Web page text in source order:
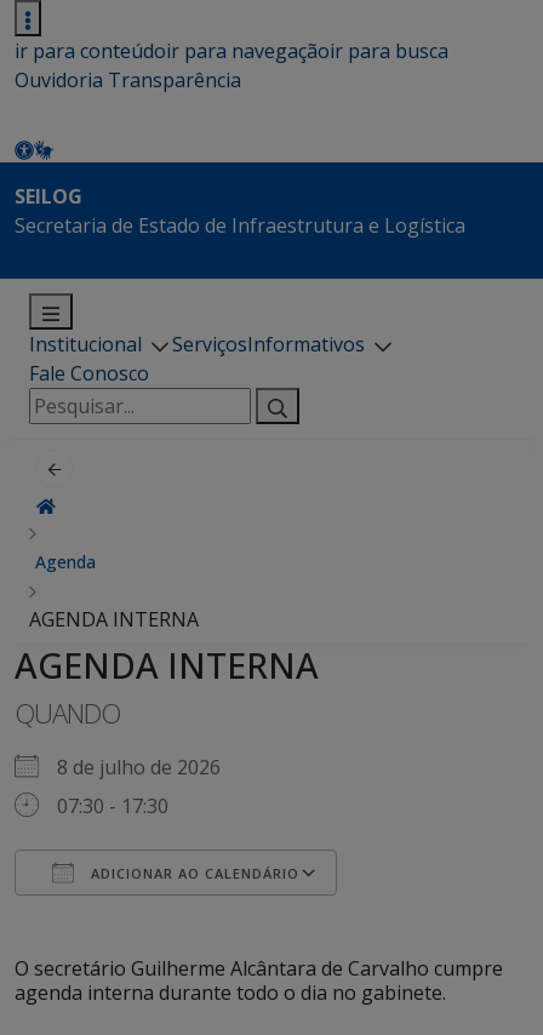
ir para conteúdoir para navegaçãoir para busca
Ouvidoria Transparência
SEILOG
Secretaria de Estado de Infraestrutura e Logística
Institucional ServiçosInformativos
Fale Conosco
Pesquisar
por:
Agenda
AGENDA INTERNA
AGENDA INTERNA
QUANDO
8 de julho de 2026
07:30 - 17:30
ADICIONAR AO CALENDÁRIO
O secretário Guilherme Alcântara de Carvalho cumpre
agenda interna durante todo o dia no gabinete.